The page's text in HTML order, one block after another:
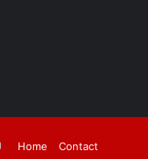
Home Contact
Instagram